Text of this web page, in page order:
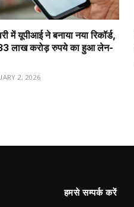
में यूपीआई ने बनाया नया रिकॉर्ड,
लाख करोड़ रुपये का हुआ लेन-
2, 2026
हमसे सम्पर्क करें